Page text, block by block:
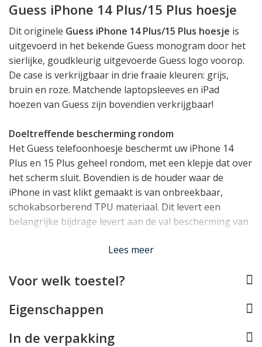
Guess iPhone 14 Plus/15 Plus hoesje
Dit originele Guess iPhone 14 Plus/15 Plus hoesje is
uitgevoerd in het bekende Guess monogram door het
sierlijke, goudkleurig uitgevoerde Guess logo voorop.
De case is verkrijgbaar in drie fraaie kleuren: grijs,
bruin en roze. Matchende laptopsleeves en iPad
hoezen van Guess zijn bovendien verkrijgbaar!
Doeltreffende bescherming rondom
Het Guess telefoonhoesje beschermt uw iPhone 14
Plus en 15 Plus geheel rondom, met een klepje dat over
het scherm sluit. Bovendien is de houder waar de
iPhone in vast klikt gemaakt is van onbreekbaar,
schokabsorberend TPU materiaal. Dit levert een
belangrijke bijdrage levert aan de val bescherming van
Bovendien zorgt het voor een klein opstaand randje
Dit Guess hoesje voegt bovendien handige
een pasjeshouder met vakjes voor 3 passen in de
Lees meer
Voor welk toestel?
Eigenschappen
In de verpakking